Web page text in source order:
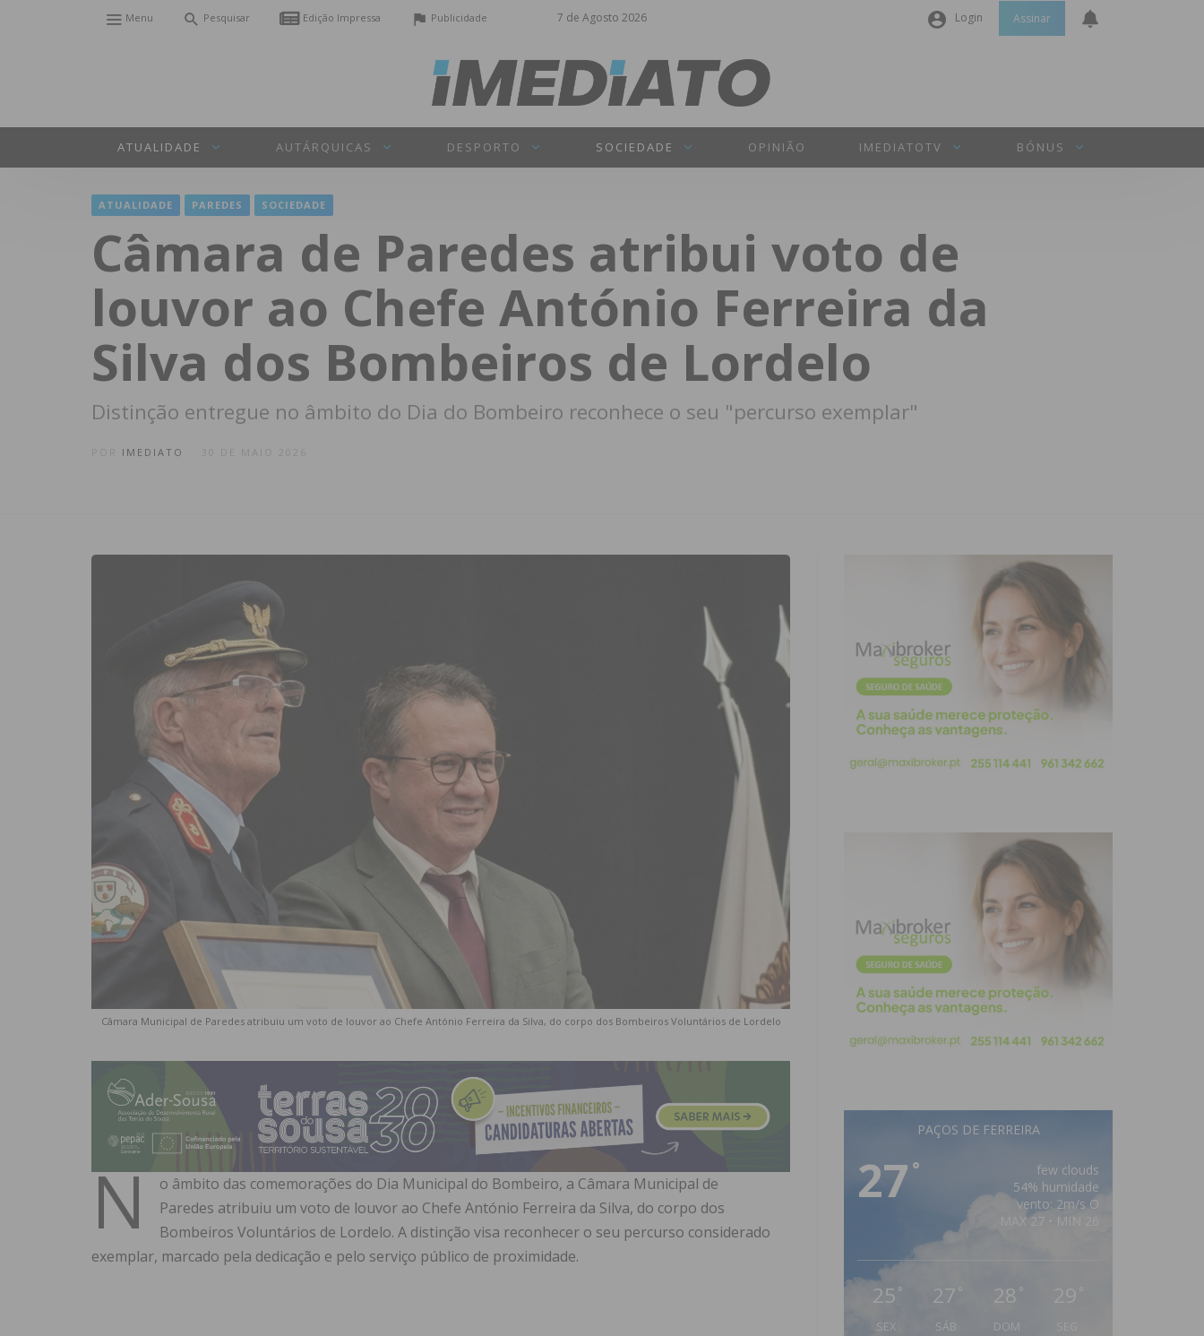
7 de Agosto 2026
Menu Pesquisar Edição Impressa Publicidade Login
Senha
Perdeu a sua senha?
Assinar
ATUALIDADE AUTÁRQUICAS DESPORTO SOCIEDADE OPINIÃO IMEDIATOTV BÓNUS
ATUALIDADE PAREDES SOCIEDADE
Câmara de Paredes atribui voto de
louvor ao Chefe António Ferreira da
Silva dos Bombeiros de Lordelo
Distinção entregue no âmbito do Dia do Bombeiro reconhece o seu "percurso exemplar"
IMEDIATO 30 DE MAIO 2026
Câmara Municipal de Paredes atribuiu um voto de louvor ao Chefe António Ferreira da Silva, do corpo dos Bombeiros Voluntários de Lordelo
N
o âmbito das comemorações do Dia Municipal do Bombeiro, a Câmara Municipal de
Paredes atribuiu um voto de louvor ao Chefe António Ferreira da Silva, do corpo dos
Bombeiros Voluntários de Lordelo. A distinção visa reconhecer o seu percurso considerado
exemplar, marcado pela dedicação e pelo serviço público de proximidade.
PAÇOS DE FERREIRA
27 °
few clouds
54% humidade
vento: 2m/s O
MAX 27 • MIN 26
25 °
SEX
27 °
SÁB
28 °
DOM
29 °